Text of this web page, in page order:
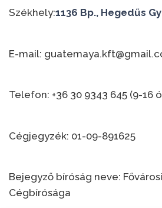
Székhely:1136 Bp., Hegedűs
E-mail:
Telefon: +36 30 9343 645 (9-16
Cégjegyzék: 01-09-891625
Bejegyző bíróság neve:
Cégbírósága